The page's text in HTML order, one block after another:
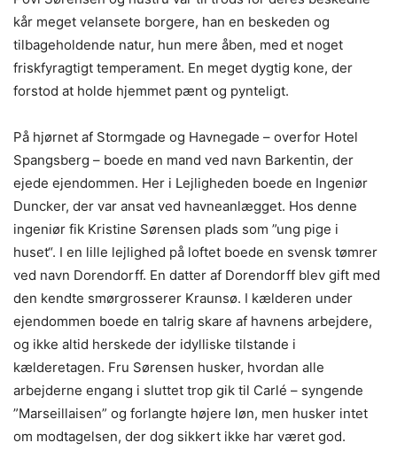
kår meget velansete borgere, han en beskeden og
tilbageholdende natur, hun mere åben, med et noget
friskfyragtigt temperament. En meget dygtig kone, der
forstod at holde hjemmet pænt og pynteligt.
På hjørnet af Stormgade og Havnegade – overfor Hotel
Spangsberg – boede en mand ved navn Barkentin, der
ejede ejendommen. Her i Lejligheden boede en Ingeniør
Duncker, der var ansat ved havneanlægget. Hos denne
ingeniør fik Kristine Sørensen plads som ”ung pige i
huset“. I en lille lejlighed på loftet boede en svensk tømrer
ved navn Dorendorff. En datter af Dorendorff blev gift med
den kendte smørgrosserer Kraunsø. I kælderen under
ejendommen boede en talrig skare af havnens arbejdere,
og ikke altid herskede der idylliske tilstande i
kælderetagen. Fru Sørensen husker, hvordan alle
arbejderne engang i sluttet trop gik til Carlé – syngende
”Marseillaisen” og forlangte højere løn, men husker intet
om modtagelsen, der dog sikkert ikke har været god.